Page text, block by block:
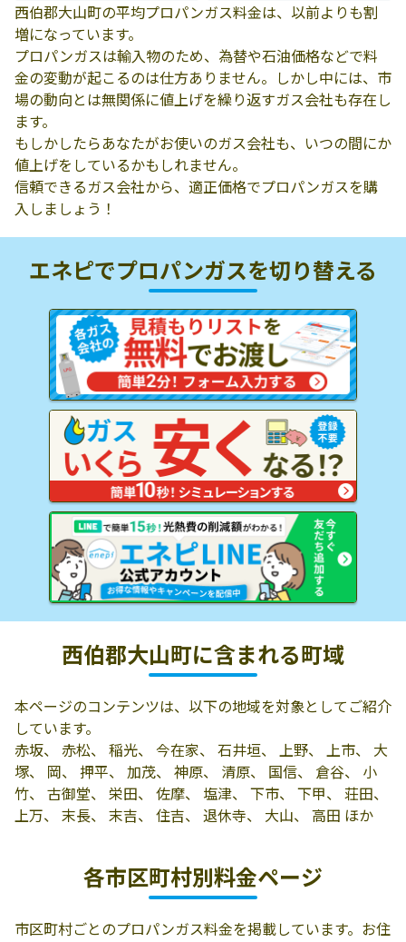
西伯郡大山町の平均プロパンガス料金は、以前よりも割
増になっています。
プロパンガスは輸入物のため、為替や石油価格などで料
金の変動が起こるのは仕方ありません。しかし中には、市
場の動向とは無関係に値上げを繰り返すガス会社も存在し
ます。
もしかしたらあなたがお使いのガス会社も、いつの間にか
値上げをしているかもしれません。
信頼できるガス会社から、適正価格でプロパンガスを購
入しましょう！
エネピでプロパンガスを切り替える
西伯郡大山町に含まれる町域
本ページのコンテンツは、以下の地域を対象としてご紹介
しています。
赤坂、 赤松、 稲光、 今在家、 石井垣、 上野、 上市、 大
塚、 岡、 押平、 加茂、 神原、 清原、 国信、 倉谷、 小
竹、 古御堂、 栄田、 佐摩、 塩津、 下市、 下甲、 荘田、
上万、 末長、 末吉、 住吉、 退休寺、 大山、 高田 ほか
各市区町村別料金ページ
市区町村ごとのプロパンガス料金を掲載しています。お住